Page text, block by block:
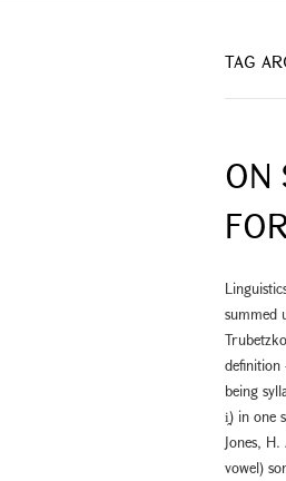
TAG
ON
summed
definition
being
i̭) in one
Jones,
vowel)